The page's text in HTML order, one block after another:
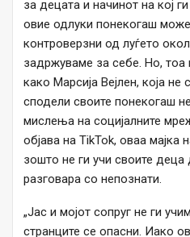
за децата и начинот на кој
овие одлуки понекогаш
контроверзни од луѓето
задржуваме за себе. Но, тоа
како Марсија Вејлен, која
сподели своите понекогаш
мислења на социјалните
објава на TikTok, оваа мајка
зошто не ги учи своите
разговара со непознати.
„Јас и мојот сопруг не ги
странците се опасни. Иако